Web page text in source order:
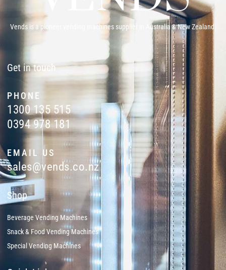
Vends is a pioneer vending machines supplier in Australia & New Zealand.
Get in touch
PHONE
1300 135 515
0394 978 181
EMAIL US
sales@vends.co.nz
Shop
Beverage Vending Machines
Snack & Food Vending Machines
Special Vending Machines